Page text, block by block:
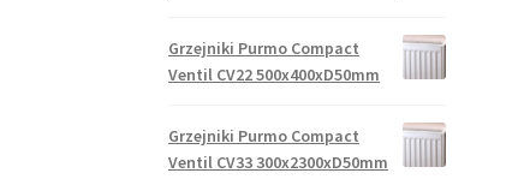
Grzejniki Purmo Compact
Ventil CV22 500x400xD50mm
Grzejniki Purmo Compact
Ventil CV33 300x2300xD50mm